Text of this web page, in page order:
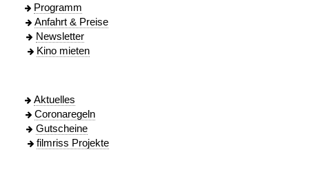
Programm
Anfahrt & Preise
Newsletter
Kino mieten
Aktuelles
Coronaregeln
Gutscheine
filmriss Projekte